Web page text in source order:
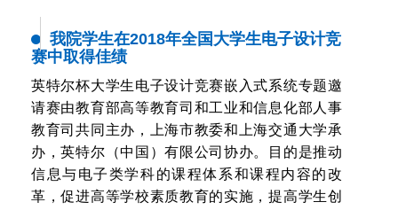
我院学生在2018年全国大学生电子设计竞
赛中取得佳绩
英特尔杯大学生电子设计竞赛嵌入式系统专题邀
请赛由教育部高等教育司和工业和信息化部人事
教育司共同主办，上海市教委和上海交通大学承
办，英特尔（中国）有限公司协办。目的是推动
信息与电子类学科的课程体系和课程内容的改
革，促进高等学校素质教育的实施，提高学生创